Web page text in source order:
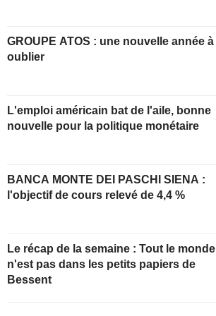
GROUPE ATOS : une nouvelle année à
oublier
L'emploi américain bat de l'aile, bonne
nouvelle pour la politique monétaire
BANCA MONTE DEI PASCHI SIENA :
l'objectif de cours relevé de 4,4 %
Le récap de la semaine : Tout le monde
n'est pas dans les petits papiers de
Bessent